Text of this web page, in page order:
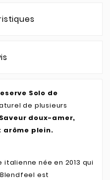
Solo de
de plusieurs
doux-amer,
arôme plein.
née en 2013 qui
est